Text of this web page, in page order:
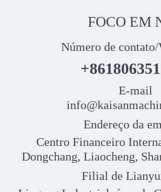
FOCO EM
Número de
E-mail
Endereço da
Centro Financeiro
Dongchang, Liaocheng,
Filial de